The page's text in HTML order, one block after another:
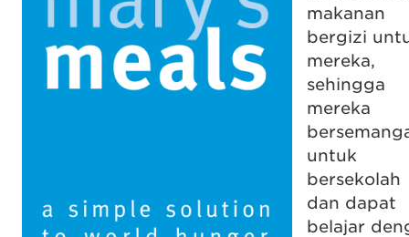
makanan
bergizi
mereka,
sehingga
mereka
untuk
bersekolah
dan dapat
belajar